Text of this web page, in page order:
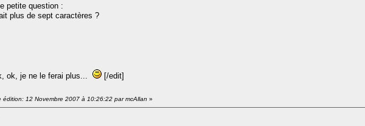
petite question :
plus de sept caractères ?
ok, je ne le ferai plus... [/edit]
édition: 12 Novembre 2007 à 10:26:22 par mcAllan »